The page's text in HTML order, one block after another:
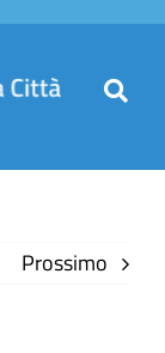
Prossimo